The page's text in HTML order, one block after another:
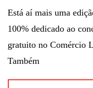
Está aí mais uma
100% dedicado ao
gratuito no Comércio
Também